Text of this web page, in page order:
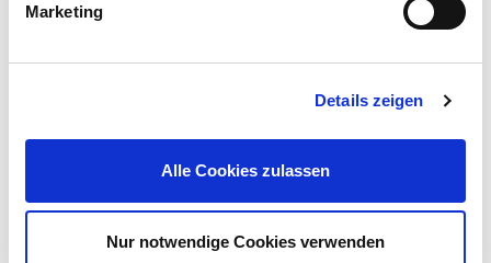
Marketing
Details zeigen
Alle Cookies zulassen
Nur notwendige Cookies verwenden
sorgfältigen Zusammenstellung von Bohrertypen, Adapter und
Verlängerungen.